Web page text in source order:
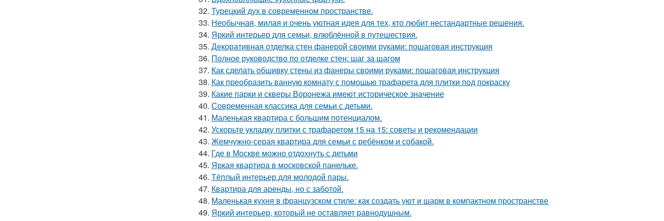
32. Турецкий дух в современном пространстве.
33. Необычная, милая и очень уютная идея для тех, кто любит нестандартные решения.
34. Яркий интерьер для семьи, влюблённой в путешествия.
35. Декоративная отделка стен фанерой своими руками: пошаговая инструкция
36. Полное руководство по отделке стен: шаг за шагом
37. Как сделать обшивку стены из фанеры своими руками: пошаговая инструкция
38. Как преобразить ванную комнату с помощью трафарета для плитки под покраску
39. Какие парки и скверы Воронежа имеют историческое значение
40. Современная классика для семьи с детьми.
41. Маленькая квартира с большим потенциалом.
42. Ускорьте укладку плитки с трафаретом 15 на 15: советы и рекомендации
43. Жемчужно-серая квартира для семьи с ребёнком и собакой.
44. Где в Москве можно отдохнуть с детьми
45. Яркая квартира в московской панельке.
46. Тёплый интерьер для молодой пары.
47. Квартира для аренды, но с заботой.
48. Маленькая кухня в французском стиле: как создать уют и шарм в компактном пространстве
49. Яркий интерьер, который не оставляет равнодушным.